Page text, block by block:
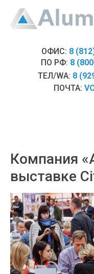
ОФИС: 8
ПО РФ: 8
ТЕЛ/WA: 8
ПОЧТА:
Компания
выставке